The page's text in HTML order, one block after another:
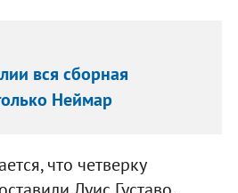
вся сборная
Неймар
что четверку